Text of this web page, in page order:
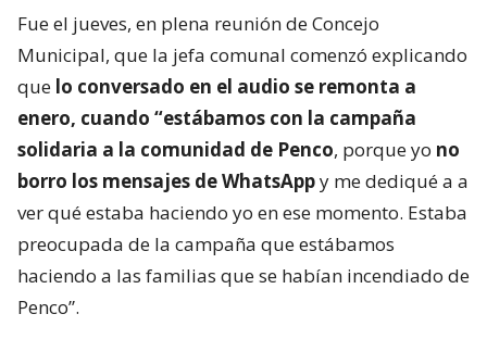
Fue el jueves, en plena reunión de Concejo
Municipal, que la jefa comunal comenzó explicando
que lo conversado en el audio se remonta a
enero, cuando “estábamos con la campaña
solidaria a la comunidad de Penco, porque yo no
borro los mensajes de WhatsAppy me dediqué a a
ver qué estaba haciendo yo en ese momento. Estaba
preocupada de la campaña que estábamos
haciendo a las familias que se habían incendiado de
Penco”.